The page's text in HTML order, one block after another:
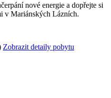
nové energie a dopřejte si
v Mariánských Lázních.
Zobrazit detaily pobytu